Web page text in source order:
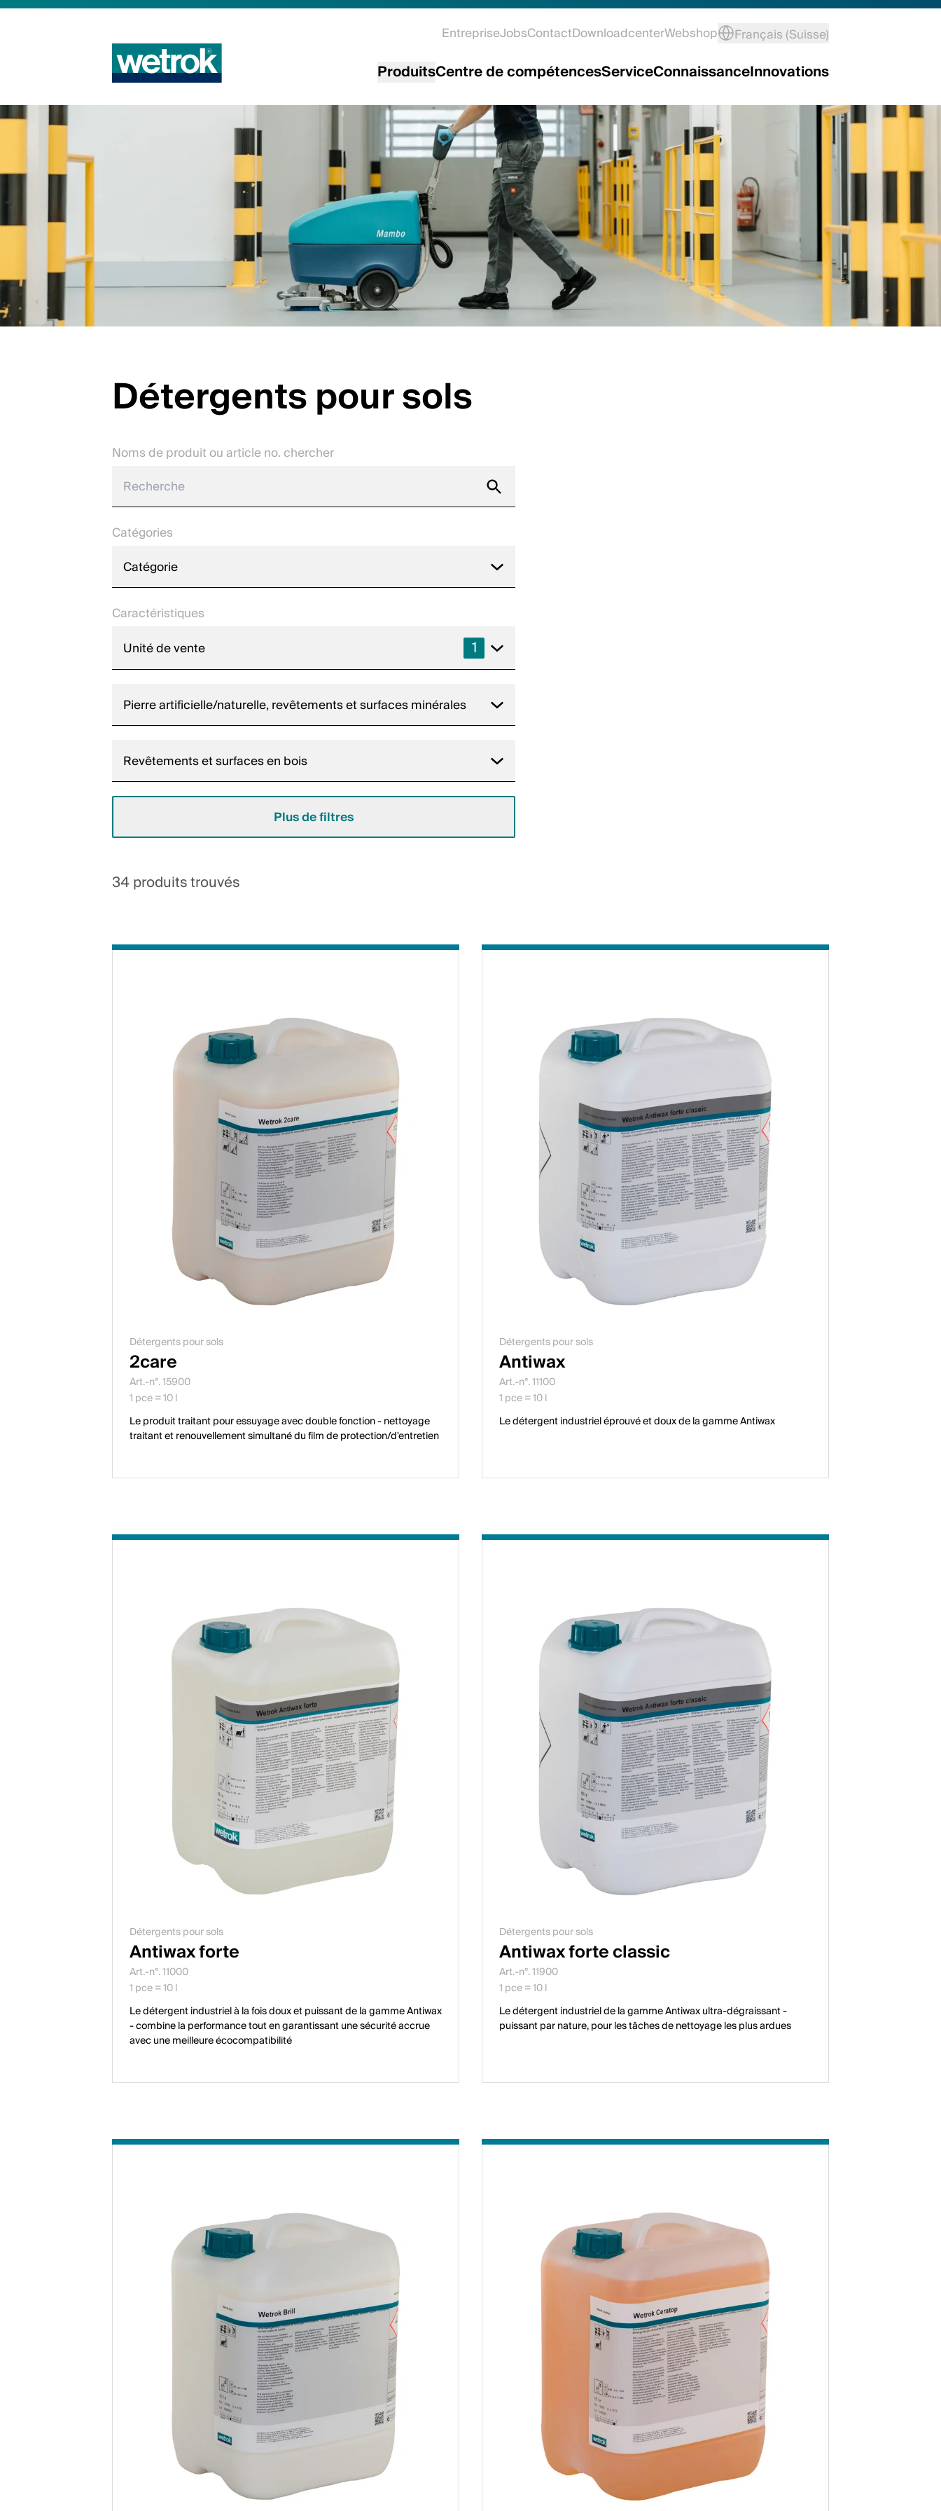
EntrepriseJobsContactDownloadcenterWebshop Français (Suisse)
ProduitsCentre de compétencesServiceConnaissanceInnovations
Détergents pour sols
Noms de produit ou article no. chercher
Catégories
Catégorie
Caractéristiques
Unité de vente
1
Pierre artificielle/naturelle, revêtements et surfaces minérales
Revêtements et surfaces en bois
Plus de filtres
34 produits trouvés
Détergents pour sols
2care
Art.-n°. 15900
1 pce = 10 l
Le produit traitant pour essuyage avec double fonction - nettoyage
traitant et renouvellement simultané du film de protection/d'entretien
Détergents pour sols
Antiwax
Art.-n°. 11100
1 pce = 10 l
Le détergent industriel éprouvé et doux de la gamme Antiwax
Détergents pour sols
Antiwax forte
Art.-n°. 11000
1 pce = 10 l
Le détergent industriel à la fois doux et puissant de la gamme Antiwax
- combine la performance tout en garantissant une sécurité accrue
avec une meilleure écocompatibilité
Détergents pour sols
Antiwax forte classic
Art.-n°. 11900
1 pce = 10 l
Le détergent industriel de la gamme Antiwax ultra-dégraissant -
puissant par nature, pour les tâches de nettoyage les plus ardues